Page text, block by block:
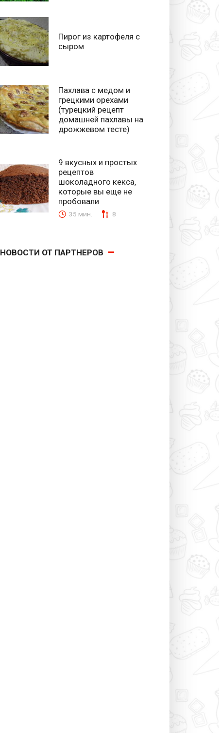
Пирог из картофеля с
сыром
Пахлава с медом и
грецкими орехами
(турецкий рецепт
домашней пахлавы на
дрожжевом тесте)
9 вкусных и простых
рецептов
шоколадного кекса,
которые вы еще не
пробовали
35 мин. 8
НОВОСТИ ОТ ПАРТНЕРОВ